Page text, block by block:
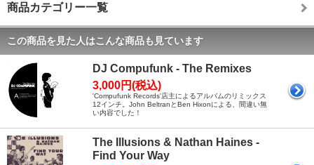
商品カテゴリー一覧
この商品を見た人はこんな商品も見ています
DJ Compufunk - The Remixes
3,000円(税込)
'Compufunk Records'店主によるアルバムのリミックス
12インチ。John BeltranとBen Hixonによる、間違い無
い内容でした！
The Illusions & Nathan Haines -
Find Your Way